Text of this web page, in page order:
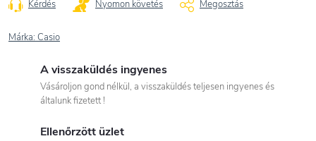
Kérdés Nyomon követés Megosztás
Márka: Casio
A visszaküldés ingyenes
Vásároljon gond nélkül, a visszaküldés teljesen ingyenes és
általunk fizetett !
Ellenőrzött üzlet